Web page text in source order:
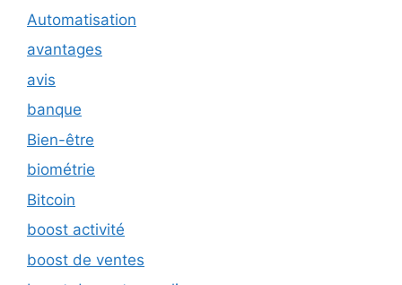
Automatisation
avantages
avis
banque
Bien-être
biométrie
Bitcoin
boost activité
boost de ventes